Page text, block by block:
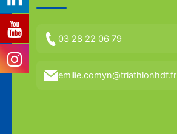
03 28 22 06 79
emilie.comyn@triathlonhdf.fr